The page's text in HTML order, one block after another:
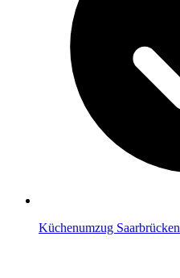
Küchenumzug Saarbrücken